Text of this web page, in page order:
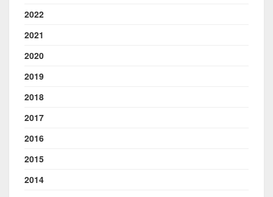
2022
2021
2020
2019
2018
2017
2016
2015
2014